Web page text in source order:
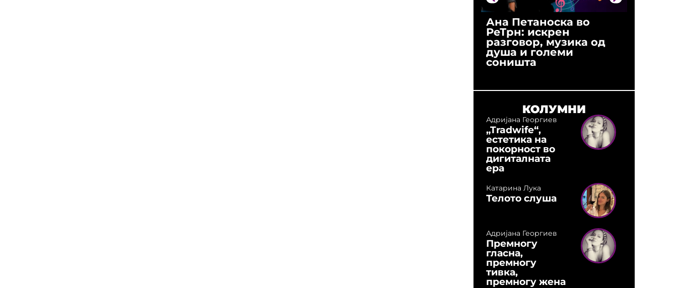
Ана Петаноска во
РеТрн: искрен
разговор, музика од
душа и големи
соништа
КОЛУМНИ
Адријана Георгиев
„Tradwife“,
естетика на
покорност во
дигиталната
ера
Катарина Лука
Телото слуша
Адријана Георгиев
Премногу
гласна,
премногу
тивка,
премногу жена